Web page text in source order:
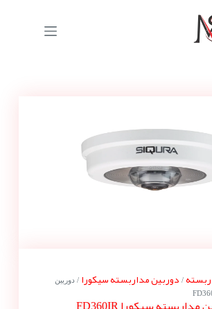
/ دوربین مداربسته سیکورا / دوربین